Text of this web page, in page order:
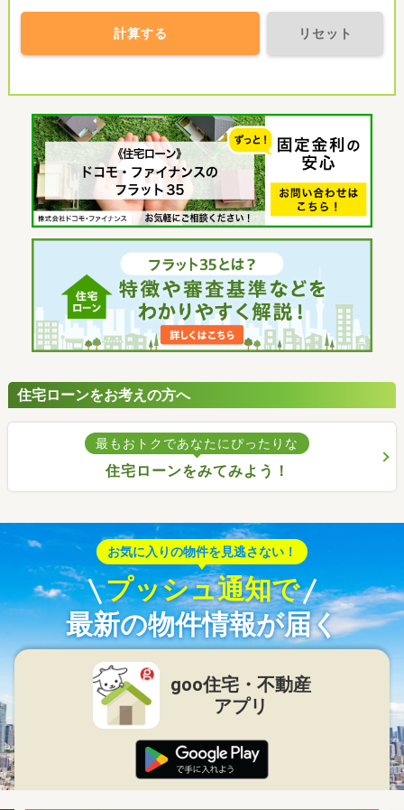
計算する リセット
住宅ローンをお考えの方へ
最もおトクであなたにぴったりな
住宅ローンをみてみよう！
お気に入りの物件を見逃さない！
プッシュ通知で
最新の物件情報が届く
goo住宅・不動産
アプリ